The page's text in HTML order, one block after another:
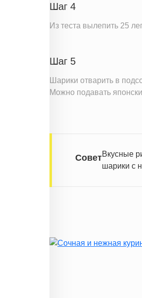
Шаг 4
Из теста вылепить 25
Шаг 5
Шарики отварить в
Можно подавать
СоветВкусные
шарики с